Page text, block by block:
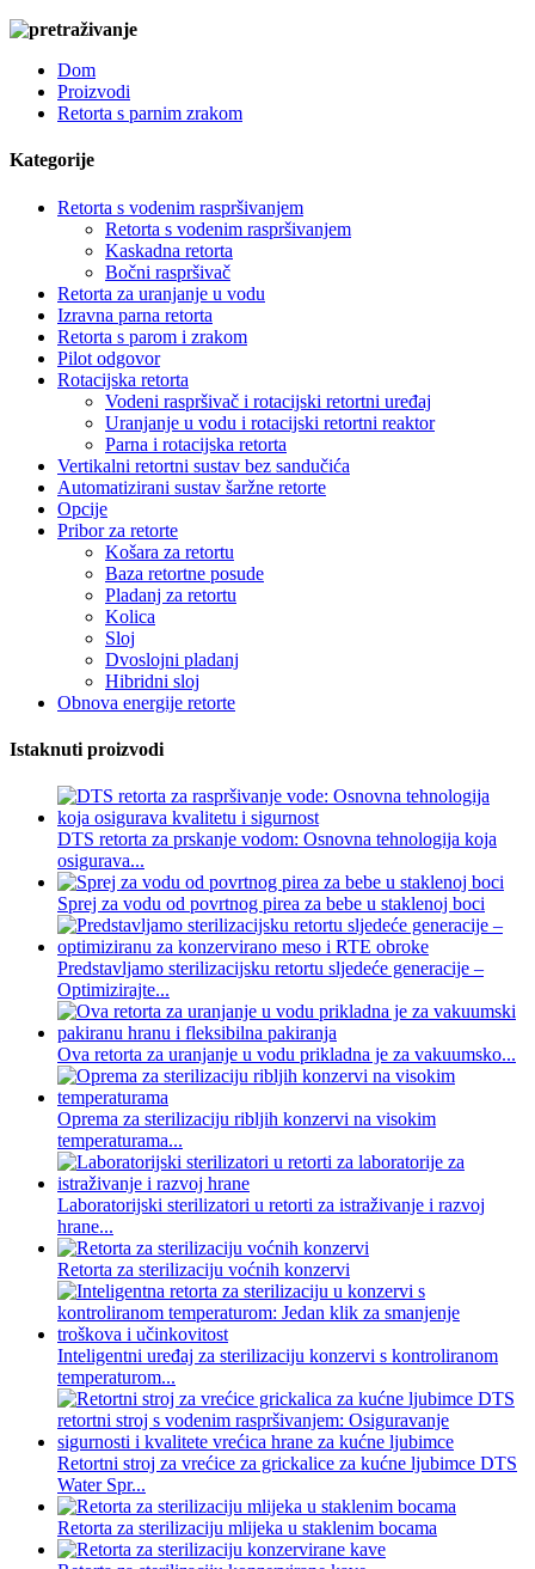
Dom
Proizvodi
Retorta s parnim zrakom
Kategorije
Retorta s vodenim raspršivanjem
Retorta s vodenim raspršivanjem
Kaskadna retorta
Bočni raspršivač
Retorta za uranjanje u vodu
Izravna parna retorta
Retorta s parom i zrakom
Pilot odgovor
Rotacijska retorta
Vodeni raspršivač i rotacijski retortni uređaj
Uranjanje u vodu i rotacijski retortni reaktor
Parna i rotacijska retorta
Vertikalni retortni sustav bez sandučića
Automatizirani sustav šaržne retorte
Opcije
Pribor za retorte
Košara za retortu
Baza retortne posude
Pladanj za retortu
Kolica
Sloj
Dvoslojni pladanj
Hibridni sloj
Obnova energije retorte
Istaknuti proizvodi
DTS retorta za prskanje vodom: Osnovna tehnologija koja
osigurava...
Sprej za vodu od povrtnog pirea za bebe u staklenoj boci
Predstavljamo sterilizacijsku retortu sljedeće generacije –
Optimizirajte...
Ova retorta za uranjanje u vodu prikladna je za vakuumsko...
Oprema za sterilizaciju ribljih konzervi na visokim
temperaturama...
Laboratorijski sterilizatori u retorti za istraživanje i razvoj
hrane...
Retorta za sterilizaciju voćnih konzervi
Inteligentni uređaj za sterilizaciju konzervi s kontroliranom
temperaturom...
Retortni stroj za vrećice za grickalice za kućne ljubimce DTS
Water Spr...
Retorta za sterilizaciju mlijeka u staklenim bocama